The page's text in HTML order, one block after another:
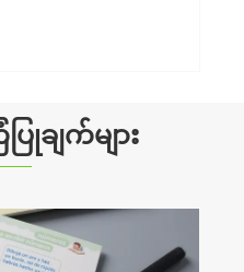
ချက်များ